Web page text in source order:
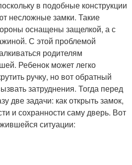
в подобные конструкции
несложные замки. Такие
оснащены защелкой, а с
С этой проблемой
родителям
Ребенок может легко
ручку, но вот обратный
затруднения. Тогда перед
две задачи: как открыть замок,
и сохранности саму дверь. Вот
ситуации: